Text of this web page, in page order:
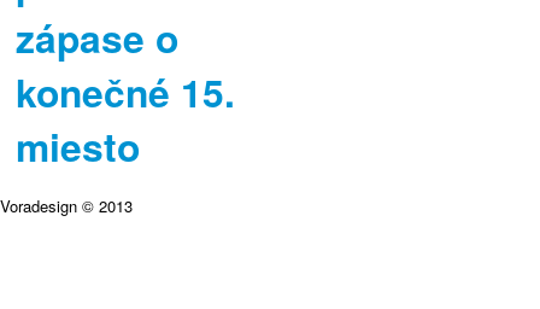
zápase o
konečné 15.
miesto
Voradesign © 2013